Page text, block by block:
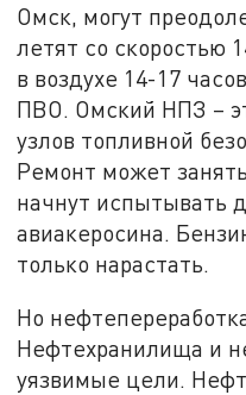
Омск, могут
летят со скоростью
в воздухе 14-17
ПВО. Омский НПЗ –
узлов топливной
Ремонт может
начнут испытывать
авиакеросина.
только нарастать.
Но
Нефтехранилища и
уязвимые цели.